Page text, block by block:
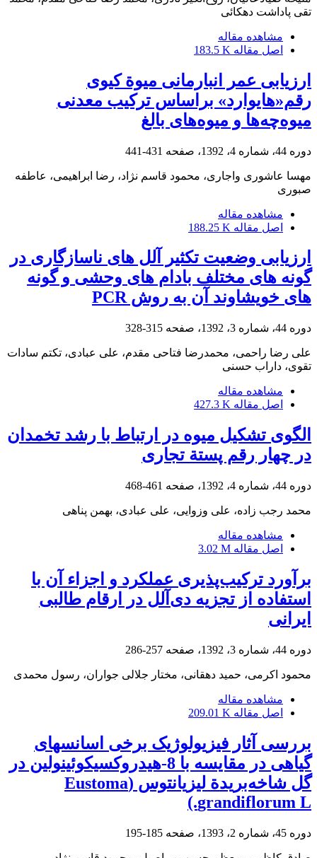
تقی پاداشت دهکائی
مشاهده مقاله
اصل مقاله 183.5 K
ارزیابی عمر انبارمانی میوة کیوی
رقم«هایوارد» بر‌اساس ترکیب معدنی
میوه‌چه‌ها و میوه‌های بالغ
دوره 44، شماره 4، 1392، صفحه 431-441
مهسا عاشوری واجاری، محمود قاسم نژاد، رضا ابراهیمی، عاطفه
صبوری
مشاهده مقاله
اصل مقاله 188.25 K
ارزیابی وضعیت تکثیر آلل های ناسازگاری در
گونه های مختلف بادام های وحشی و گونه
های خویشاوند آن به روش PCR
دوره 44، شماره 3، 1392، صفحه 315-328
علی رضا راحمی، محمدرضا فتاحی مقدم، علی عبادی، تکتم سادات
تقوی، داراب حسنی
مشاهده مقاله
اصل مقاله 427.3 K
الگوی تشکیل میوه در ارتباط با رشد تخمدان
در چهار ‌رقم پستة تجاری
دوره 44، شماره 4، 1392، صفحه 461-468
محمد رجب زاده، علی وزوایی، علی عبادی، بهمن پناهی
مشاهده مقاله
اصل مقاله 3.02 M
برآورد ترکیب‌پذیری عملکرد و اجزاء آن با
استفاده از تجزیه دی‌آلل در ارقام طالبی
ایرانی
دوره 44، شماره 3، 1392، صفحه 257-286
محمود اکرمی، حمید دهقانی، مختار جلالی جواران، رسول محمدی
مشاهده مقاله
اصل مقاله 209.01 K
بررسی آثار فیزیولوژیک برخی اسانس‏های
گیاهی در مقایسه با 8-‌هیدروکسی‏کوئینولین در
گل شاخه‌بریدة لیزیانتوس (Eustoma
grandiflorum L.)
دوره 45، شماره 2، 1393، صفحه 185-195